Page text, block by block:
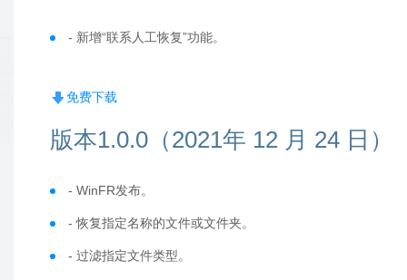
- 新增“联系人工恢复”功能。
免费下载
版本1.0.0（2021年 12 月 24 日）
- WinFR发布。
- 恢复指定名称的文件或文件夹。
- 过滤指定文件类型。